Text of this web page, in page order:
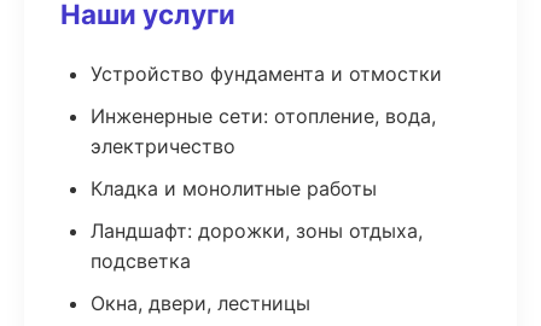
Наши услуги
Устройство фундамента и отмостки
Инженерные сети: отопление, вода,
электричество
Кладка и монолитные работы
Ландшафт: дорожки, зоны отдыха,
подсветка
Окна, двери, лестницы